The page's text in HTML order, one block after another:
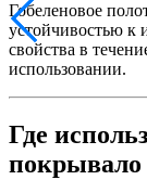
Гобеленовое
устойчивостью к
свойства в
использовании.
Где
покрывало